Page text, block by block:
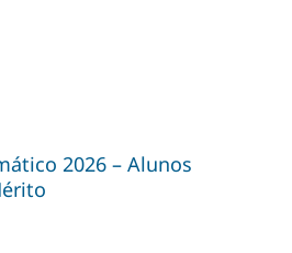
2026 – Alunos